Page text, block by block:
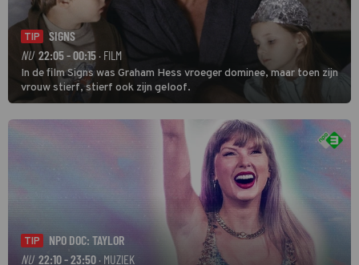
TIP
SIGNS
NU 22:05 - 00:15 · FILM
In de film Signs was Graham Hess vroeger dominee, maar toen zijn
vrouw stierf, stierf ook zijn geloof.
TIP
NPO DOC: TAYLOR
NU 22:10 - 23:50 · MUZIEK